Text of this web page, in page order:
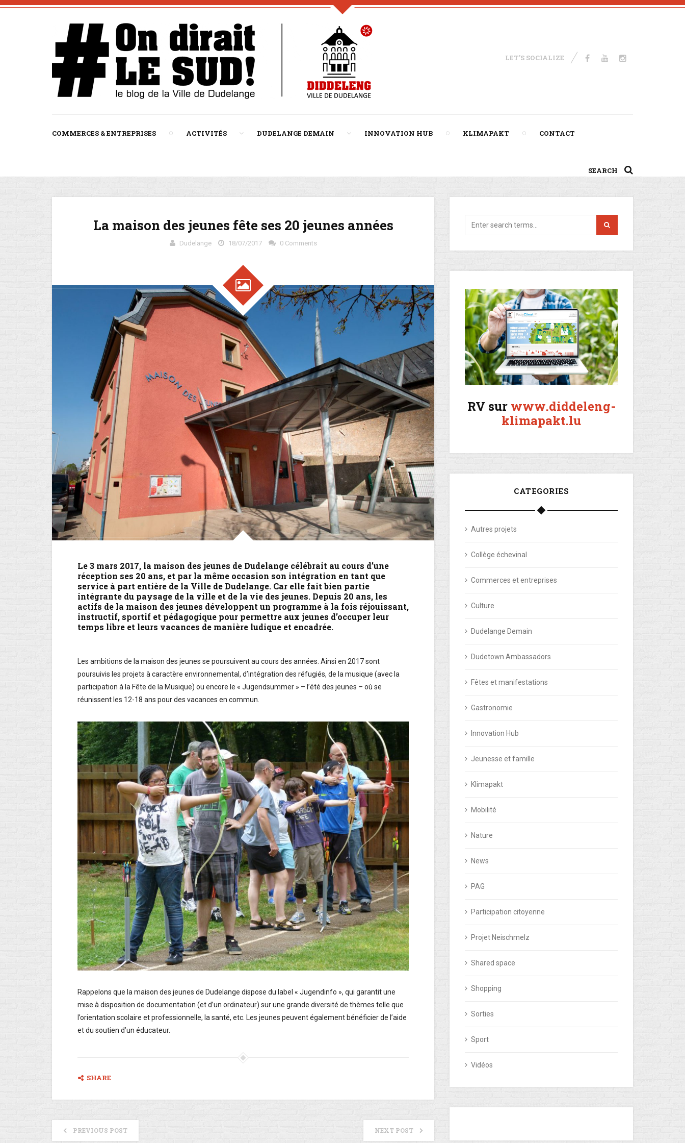
LET'S SOCIALIZE
COMMERCES & ENTREPRISES ACTIVITÉS DUDELANGE DEMAIN INNOVATION HUB KLIMAPAKT CONTACT
SEARCH
La maison des jeunes fête ses 20 jeunes années
Dudelange 18/07/2017 0 Comments
Le 3 mars 2017, la maison des jeunes de Dudelange célébrait au cours d’une
réception ses 20 ans, et par la même occasion son intégration en tant que
service à part entière de la Ville de Dudelange. Car elle fait bien partie
intégrante du paysage de la ville et de la vie des jeunes. Depuis 20 ans, les
actifs de la maison des jeunes développent un programme à la fois réjouissant,
instructif, sportif et pédagogique pour permettre aux jeunes d’occuper leur
temps libre et leurs vacances de manière ludique et encadrée.
Les ambitions de la maison des jeunes se poursuivent au cours des années. Ainsi en 2017 sont
poursuivis les projets à caractère environnemental, d’intégration des réfugiés, de la musique (avec la
participation à la Fête de la Musique) ou encore le « Jugendsummer » – l’été des jeunes – où se
réunissent les 12-18 ans pour des vacances en commun.
Rappelons que la maison des jeunes de Dudelange dispose du label « Jugendinfo », qui garantit une
mise à disposition de documentation (et d’un ordinateur) sur une grande diversité de thèmes telle que
l’orientation scolaire et professionnelle, la santé, etc. Les jeunes peuvent également bénéficier de l’aide
et du soutien d’un éducateur.
SHARE
PREVIOUS POST NEXT POST
RV sur www.diddeleng-
klimapakt.lu
CATEGORIES
Autres projets
Collège échevinal
Commerces et entreprises
Culture
Dudelange Demain
Dudetown Ambassadors
Fêtes et manifestations
Gastronomie
Innovation Hub
Jeunesse et famille
Klimapakt
Mobilité
Nature
News
PAG
Participation citoyenne
Projet Neischmelz
Shared space
Shopping
Sorties
Sport
Vidéos